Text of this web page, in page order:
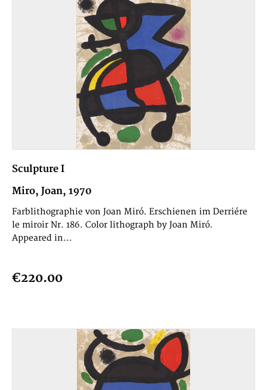
Sculpture I
Miro, Joan, 1970
Farblithographie von Joan Miró. Erschienen im Derriére
le miroir Nr. 186. Color lithograph by Joan Miró.
Appeared in...
€220.00